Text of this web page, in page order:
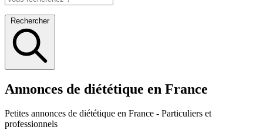
Rechercher
Annonces de diététique en France
Petites annonces de diététique en France - Particuliers et
professionnels